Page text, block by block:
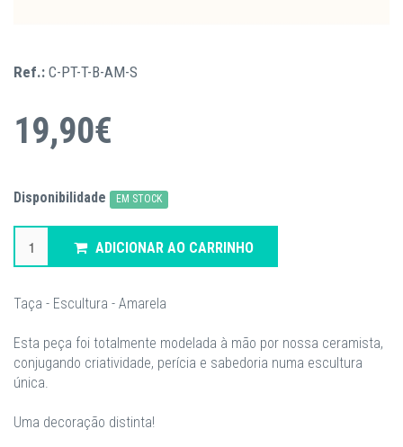
Ref.: C-PT-T-B-AM-S
19,90€
Disponibilidade EM STOCK
ADICIONAR AO CARRINHO
Taça - Escultura - Amarela
Esta peça foi totalmente modelada à mão por nossa ceramista,
conjugando criatividade, perícia e sabedoria numa escultura
única.
Uma decoração distinta!